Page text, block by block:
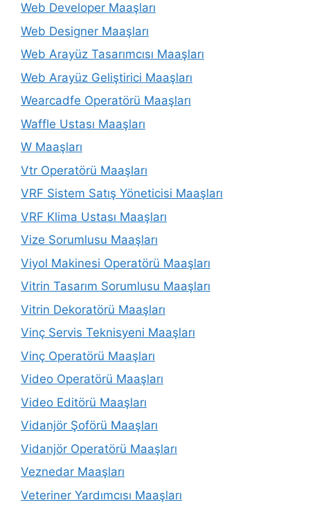
Web Developer Maaşları
Web Designer Maaşları
Web Arayüz Tasarımcısı Maaşları
Web Arayüz Geliştirici Maaşları
Wearcadfe Operatörü Maaşları
Waffle Ustası Maaşları
W Maaşları
Vtr Operatörü Maaşları
VRF Sistem Satış Yöneticisi Maaşları
VRF Klima Ustası Maaşları
Vize Sorumlusu Maaşları
Viyol Makinesi Operatörü Maaşları
Vitrin Tasarım Sorumlusu Maaşları
Vitrin Dekoratörü Maaşları
Vinç Servis Teknisyeni Maaşları
Vinç Operatörü Maaşları
Video Operatörü Maaşları
Video Editörü Maaşları
Vidanjör Şoförü Maaşları
Vidanjör Operatörü Maaşları
Veznedar Maaşları
Veteriner Yardımcısı Maaşları